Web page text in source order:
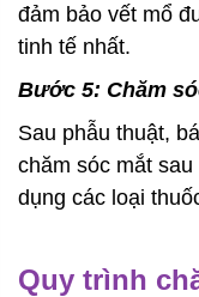
đảm bảo vết mổ
tinh tế nhất.
Bước 5: Chăm
Sau phẫu thuật,
chăm sóc mắt
dụng các loại
Quy trình